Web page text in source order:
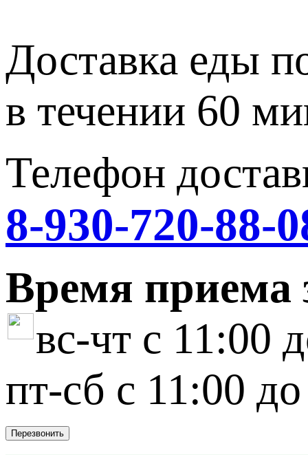
Доставка еды
в течении 60
Телефон
8-930-720-88-
Время приема
вс-чт с 11:00
пт-сб с 11:00
Перезвонить